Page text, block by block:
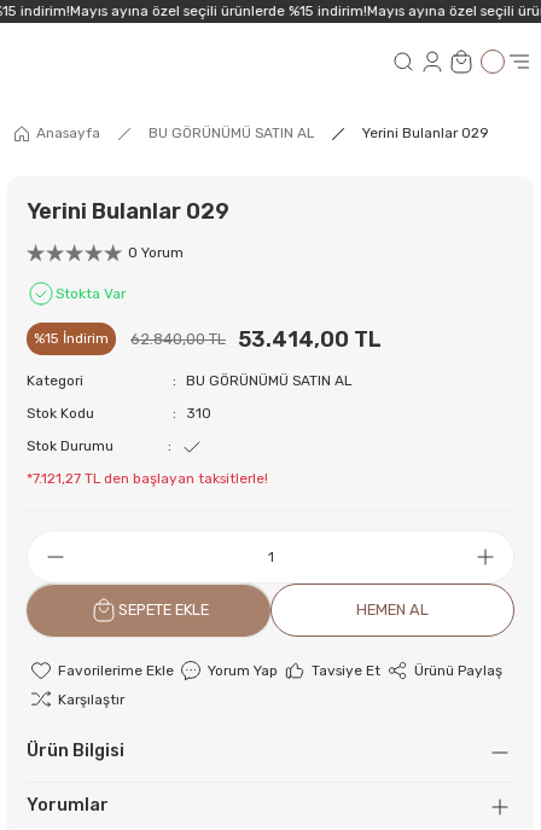
indirim!Mayıs ayına özel seçili ürünlerde %15 indirim!Mayıs ayına özel seçili
Anasayfa BU GÖRÜNÜMÜ SATIN AL Yerini Bulanlar 029
Yerini Bulanlar 029
0 Yorum
Stokta Var
%15 İndirim 62.840,00 TL 53.414,00 TL
Kategori
BU GÖRÜNÜMÜ SATIN AL
Stok Kodu
310
Stok Durumu
*7.121,27 TL den başlayan taksitlerle!
SEPETE EKLE HEMEN AL
Yorum Yap Tavsiye Et
Ürünü Paylaş
Karşılaştır
Ürün Bilgisi
Yorumlar